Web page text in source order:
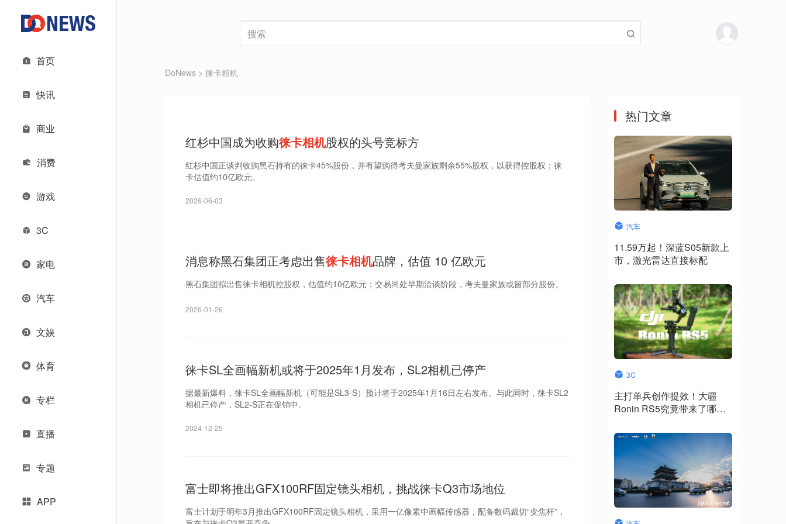
首页
快讯
商业
消费
游戏
3C
家电
汽车
文娱
体育
专栏
直播
专题
APP
DoNews > 徕卡相机
红杉中国成为收购徕卡相机股权的头号竞标方
红杉中国正谈判收购黑石持有的徕卡45%股份，并有望购得考夫曼家族剩余55%股权，以获得控股权；徕
卡估值约10亿欧元。
2026-06-03
消息称黑石集团正考虑出售徕卡相机品牌，估值 10 亿欧元
黑石集团拟出售徕卡相机控股权，估值约10亿欧元；交易尚处早期洽谈阶段，考夫曼家族或留部分股份。
2026-01-26
徕卡SL全画幅新机或将于2025年1月发布，SL2相机已停产
据最新爆料，徕卡SL全画幅新机（可能是SL3-S）预计将于2025年1月16日左右发布。与此同时，徕卡SL2
相机已停产，SL2-S正在促销中。
2024-12-25
富士即将推出GFX100RF固定镜头相机，挑战徕卡Q3市场地位
富士计划于明年3月推出GFX100RF固定镜头相机，采用一亿像素中画幅传感器，配备数码裁切“变焦杆”，
热门文章
汽车
11.59万起！深蓝S05新款上
市，激光雷达直接标配
3C
主打单兵创作提效！大疆
Ronin RS5究竟带来了哪些